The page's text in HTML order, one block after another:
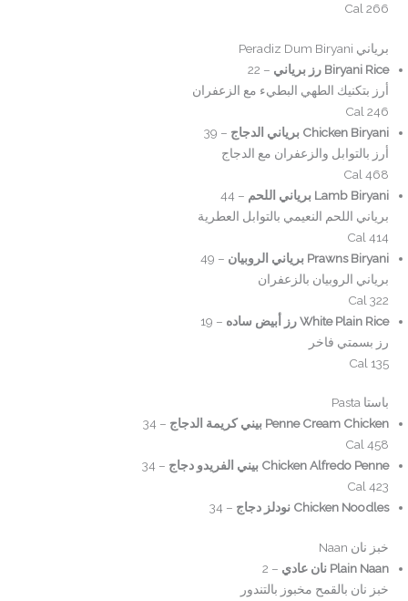
266 Cal
برياني Peradiz Dum Biryani
Biryani Rice رز برياني
– 22
أرز بتكنيك الطهي البطيء مع الزعفران
246 Cal
Chicken Biryani برياني الدجاج
– 39
أرز بالتوابل والزعفران مع الدجاج
468 Cal
Lamb Biryani برياني اللحم
– 44
برياني اللحم النعيمي بالتوابل العطرية
414 Cal
Prawns Biryani برياني الروبيان
– 49
برياني الروبيان بالزعفران
322 Cal
White Plain Rice رز أبيض ساده
– 19
رز بسمتي فاخر
135 Cal
باستا Pasta
Penne Cream Chicken بيني كريمة الدجاج
– 34
458 Cal
Chicken Alfredo Penne بيني الفريدو دجاج
– 34
423 Cal
Chicken Noodles نودلز دجاج
– 34
خبز نان Naan
Plain Naan نان عادي
– 2
خبز نان بالقمح مخبوز بالتندور